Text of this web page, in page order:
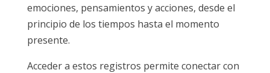
emociones, pensamientos y acciones, desde el
principio de los tiempos hasta el momento
presente.
Acceder a estos registros permite conectar con